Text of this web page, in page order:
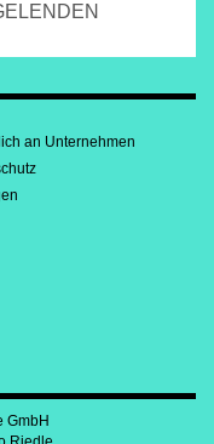
an Unternehmen
GmbH